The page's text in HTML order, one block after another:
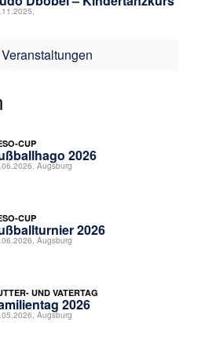
CUP
2026
Augsburg
CUP
2026
Augsburg
UND VATERTAG
2026
Augsburg